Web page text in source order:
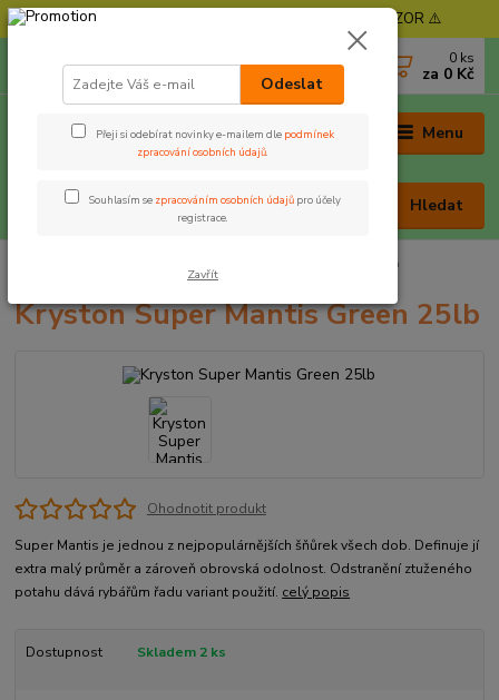
⚠️ POZOR - Objednávky expedujeme od 11. 8. - POZOR ⚠️
Menu
Hledat
0 ks
za 0 Kč
Kryston Super Mantis Green 25lb
Kryston Super Mantis Green 25lb
Ohodnotit produkt
Super Mantis je jednou z nejpopulárnějších šňůrek všech dob. Definuje jí
extra malý průměr a zároveň obrovská odolnost. Odstranění ztuženého
potahu dává rybářům řadu variant použití. celý popis
Dostupnost Skladem 2 ks
Odeslat
Přeji si odebírat novinky e-mailem dle podmínek
zpracování osobních údajů.
Souhlasím se zpracováním osobních údajů pro účely
registrace.
Zavřít